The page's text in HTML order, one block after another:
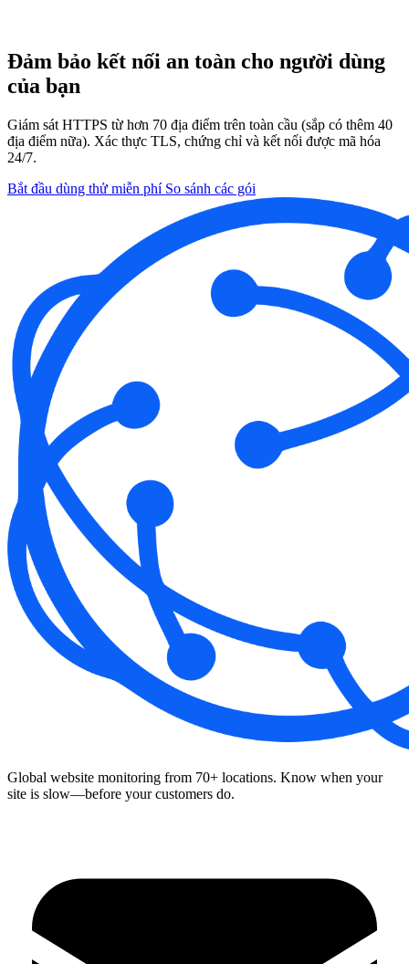
Đảm bảo kết nối an toàn cho người dùng
của bạn
Giám sát HTTPS từ hơn 70 địa điểm trên toàn cầu (sắp có thêm 40
địa điểm nữa). Xác thực TLS, chứng chỉ và kết nối được mã hóa
24/7.
Bắt đầu dùng thử miễn phí So sánh các gói
Global website monitoring from 70+ locations. Know when your
site is slow—before your customers do.